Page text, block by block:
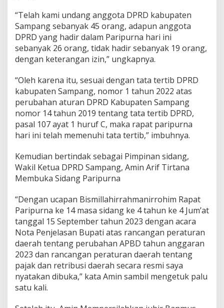
“Telah kami undang anggota DPRD kabupaten
Sampang sebanyak 45 orang, adapun anggota
DPRD yang hadir dalam Paripurna hari ini
sebanyak 26 orang, tidak hadir sebanyak 19 orang,
dengan keterangan izin,” ungkapnya.
“Oleh karena itu, sesuai dengan tata tertib DPRD
kabupaten Sampang, nomor 1 tahun 2022 atas
perubahan aturan DPRD Kabupaten Sampang
nomor 14 tahun 2019 tentang tata tertib DPRD,
pasal 107 ayat 1 huruf C, maka rapat paripurna
hari ini telah memenuhi tata tertib,” imbuhnya.
Kemudian bertindak sebagai Pimpinan sidang,
Wakil Ketua DPRD Sampang, Amin Arif Tirtana
Membuka Sidang Paripurna
“Dengan ucapan Bismillahirrahmanirrohim Rapat
Paripurna ke 14 masa sidang ke 4 tahun ke 4 Jum’at
tanggal 15 September tahun 2023 dengan acara
Nota Penjelasan Bupati atas rancangan peraturan
daerah tentang perubahan APBD tahun anggaran
2023 dan rancangan peraturan daerah tentang
pajak dan retribusi daerah secara resmi saya
nyatakan dibuka,” kata Amin sambil mengetuk palu
satu kali.